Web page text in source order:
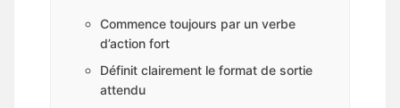
Commence toujours par un verbe
d’action fort
Définit clairement le format de sortie
attendu